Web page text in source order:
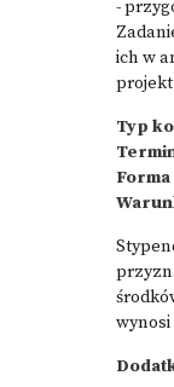
-
ich w
Typ
wynosi